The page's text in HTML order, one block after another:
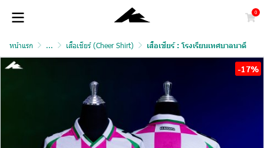
0
หน้าแรก ... เสื้อเชียร์ (Cheer Shirt) เสื้อเชียร์ : โรงเรียนเทศบาลนาดี
-17%